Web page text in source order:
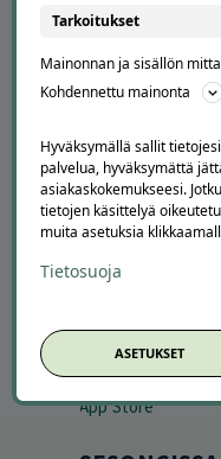
Offerilla mediassa
YRITYKSILLE
Markkinoi
Partneriportaali
LATAA APPI
Tarkoitukset
Mainonnan ja sisällön
Kohdennettu mainonta
Hyväksymällä sallit
palvelua, hyväksymättä
asiakaskokemukseesi.
tietojen käsittelyä
muita asetuksia
Tietosuoja
ASETUKSET